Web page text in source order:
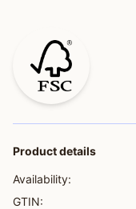
Product details
Availability:
GTIN: